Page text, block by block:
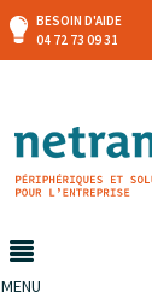
BESOIN D'AIDE
04 72 73 09 31
MENU